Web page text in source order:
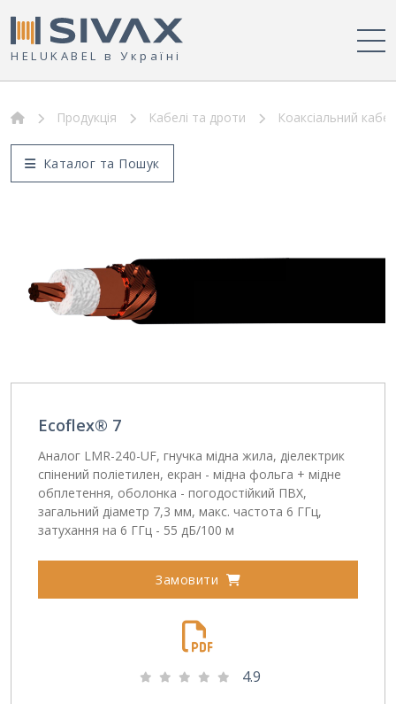
HELUKABEL в Україні
Продукція Кабелі та дроти Коаксіальний
Каталог та Пошук
Ecoflex® 7
Аналог LMR-240-UF, гнучка мідна жила, діелектрик
спінений поліетилен, екран - мідна фольга + мідне
обплетення, оболонка - погодостійкий ПВХ,
загальний діаметр 7,3 мм, макс. частота 6 ГГц,
затухання на 6 ГГц - 55 дБ/100 м
Замовити
4.9